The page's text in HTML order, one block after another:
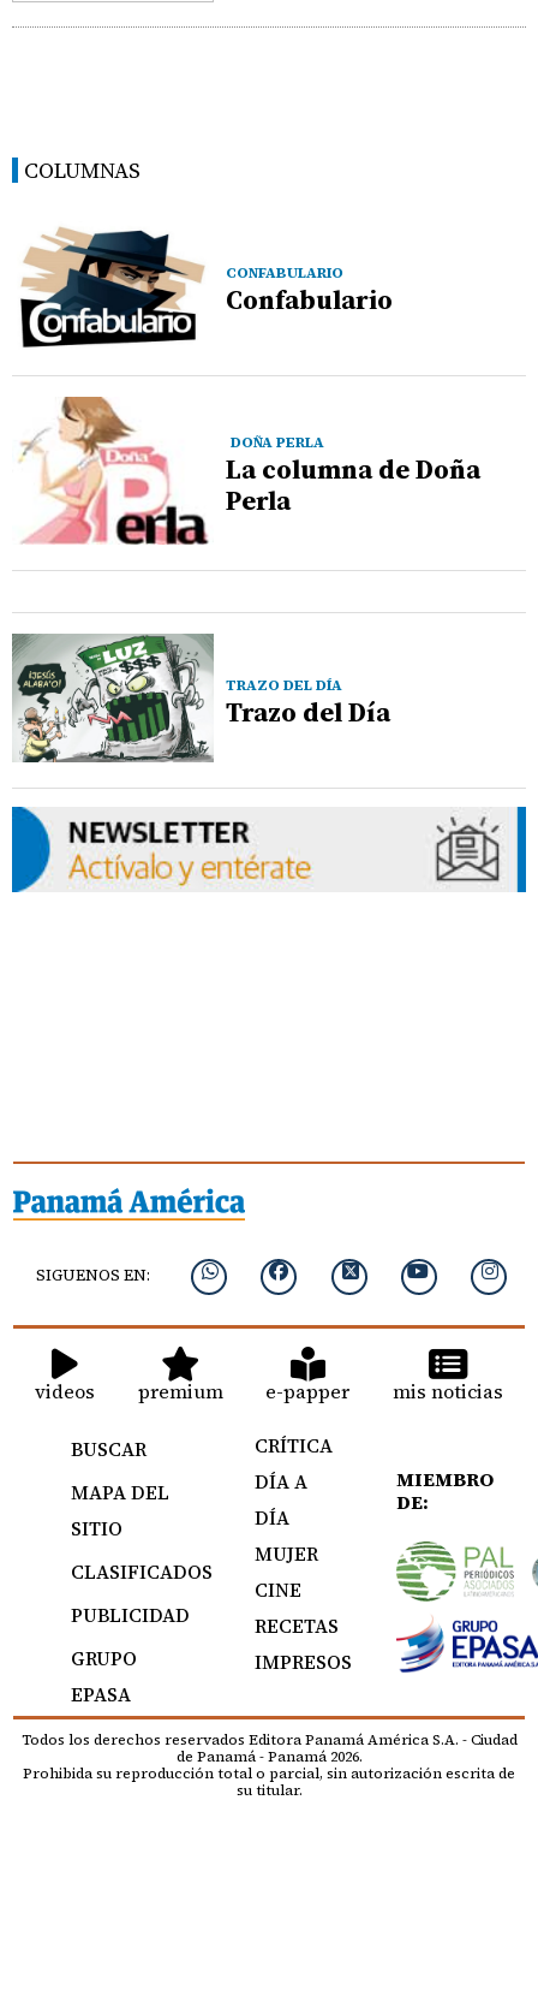
COLUMNAS
CONFABULARIO
Confabulario
DOÑA PERLA
La columna de Doña
Perla
TRAZO DEL DÍA
Trazo del Día
SIGUENOS EN:
videos premium e-papper mis noticias
BUSCAR
MAPA DEL
SITIO
CLASIFICADOS
PUBLICIDAD
GRUPO
EPASA
CRÍTICA
DÍA A
DÍA
MUJER
CINE
RECETAS
IMPRESOS
MIEMBRO
DE:
Todos los derechos reservados Editora Panamá América S.A. - Ciudad
de Panamá - Panamá 2026.
Prohibida su reproducción total o parcial, sin autorización escrita de
su titular.